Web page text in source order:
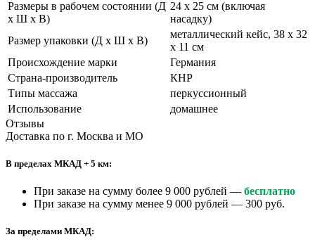
Размеры в рабочем состоянии (Д
х Ш х В)
24 х 25 см (включая
насадку)
Размер упаковки (Д х Ш х В)
металлический кейс, 38 х 32
х 11 см
Происхождение марки
Германия
Страна-производитель
КНР
Типы массажа
перкуссионный
Использование
домашнее
Отзывы
Доставка по г. Москва и МО
В пределах МКАД + 5 км:
При заказе на сумму более 9 000 рублей — бесплатно
При заказе на сумму менее 9 000 рублей — 300 руб.
За пределами МКАД: